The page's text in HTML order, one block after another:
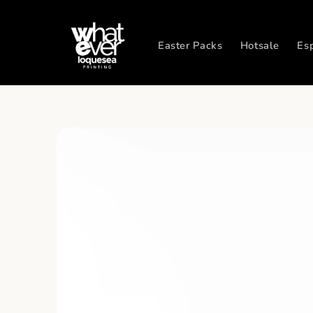
al contenido
Easter Packs Hotsale